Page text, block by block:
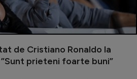
de Cristiano Ronaldo la
prieteni foarte buni”